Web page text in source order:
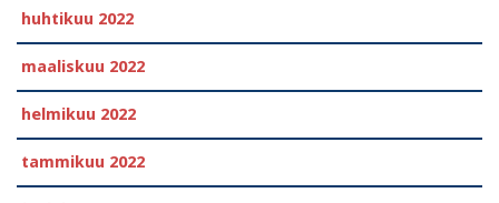
huhtikuu 2022
maaliskuu 2022
helmikuu 2022
tammikuu 2022